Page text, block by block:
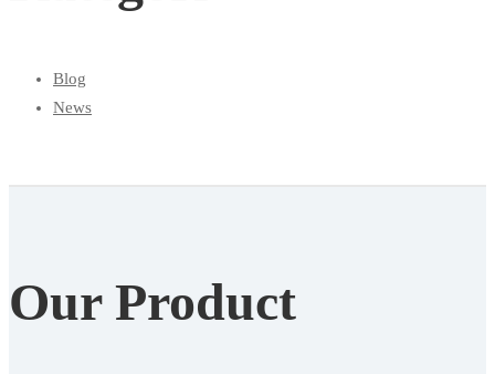
Blog
News
Our Product